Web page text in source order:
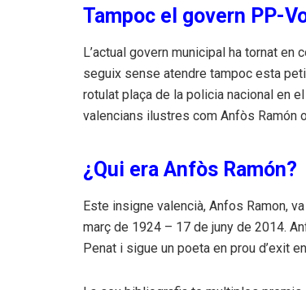
Tampoc el govern PP-
L’actual govern municipal ha tornat
seguix sense atendre tampoc esta
rotulat plaça de la policia nacional en
valencians ilustres com Anfòs Ramón
¿Qui era Anfòs Ramón?
Este insigne valencià, Anfos Ramon,
març de 1924 – 17 de juny de 2014.
Penat i sigue un poeta en prou d’exit